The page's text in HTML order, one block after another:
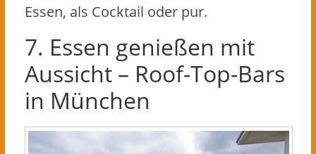
Essen, als Cocktail oder pur.
7. Essen genießen mit
Aussicht – Roof-Top-Bars
in München